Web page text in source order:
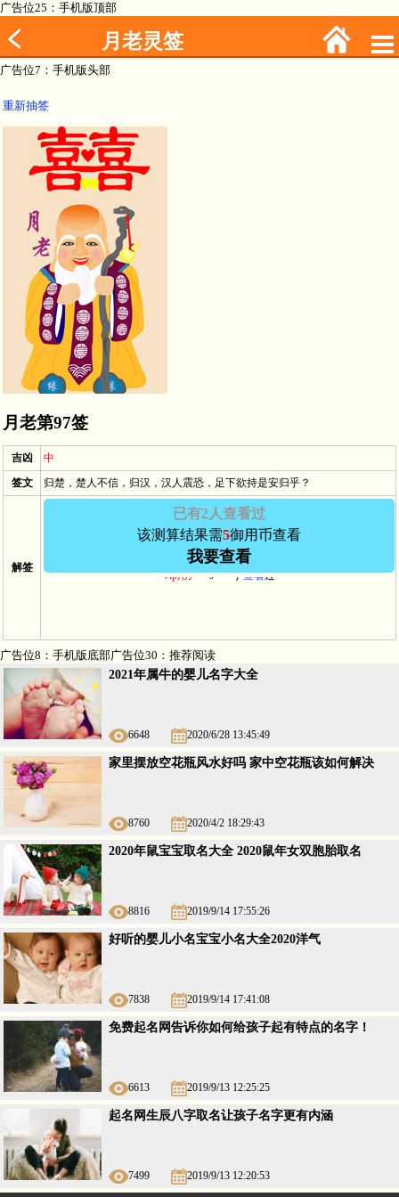
广告位25：手机版顶部
月老灵签
广告位7：手机版头部
重新抽签
月老第97签
吉凶
中
签文
归楚，楚人不信，归汉，汉人震恐，足下欲持是安归乎？
解签
已有2人查看过
该测算结果需5御用币查看
我要查看
田*** 于2024/5/30 12:21:12
Vip用户－s*** 于查看过
广告位8：手机版底部广告位30：推荐阅读
2021年属牛的婴儿名字大全
6648 2020/6/28 13:45:49
家里摆放空花瓶风水好吗 家中空花瓶该如何解决
8760 2020/4/2 18:29:43
2020年鼠宝宝取名大全 2020鼠年女双胞胎取名
8816 2019/9/14 17:55:26
好听的婴儿小名宝宝小名大全2020洋气
7838 2019/9/14 17:41:08
免费起名网告诉你如何给孩子起有特点的名字！
6613 2019/9/13 12:25:25
起名网生辰八字取名让孩子名字更有内涵
7499 2019/9/13 12:20:53